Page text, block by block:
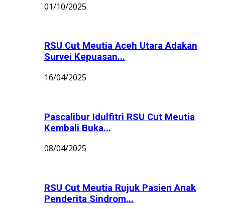
01/10/2025
RSU Cut Meutia Aceh Utara Adakan
Survei Kepuasan...
16/04/2025
Pascalibur Idulfitri RSU Cut Meutia
Kembali Buka...
08/04/2025
RSU Cut Meutia Rujuk Pasien Anak
Penderita Sindrom...